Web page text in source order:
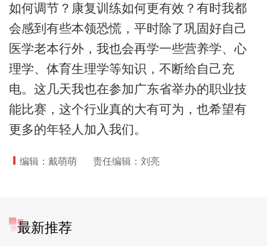
如何调节？康复训练如何更有效？有时我都
会感到有些本领恐慌，平时除了巩固好自己
医学老本行外，我也会再学一些营养学、心
理学、体育生理学等知识，不断给自己充
电。这几天我也在参加广东省举办的职业技
能比赛，这个行业真的大有可为，也希望有
更多的年轻人加入我们。
编辑：戴萌萌 责任编辑：刘亮
最新推荐